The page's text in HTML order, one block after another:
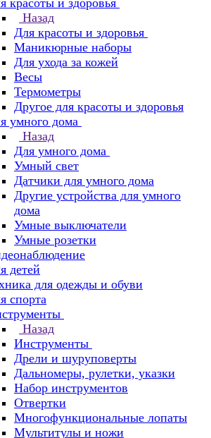
красоты и здоровья
Назад
Для красоты и здоровья
Маникюрные наборы
Для ухода за кожей
Весы
Термометры
Другое для красоты и здоровья
умного дома
Назад
Для умного дома
Умный свет
Датчики для умного дома
Другие устройства для умного
дома
Умные выключатели
Умные розетки
детей
для одежды и обуви
спорта
Назад
Инструменты
Дрели и шуруповерты
Дальномеры, рулетки, указки
Набор инструментов
Отвертки
Многофункциональные лопаты
Мультитулы и ножи